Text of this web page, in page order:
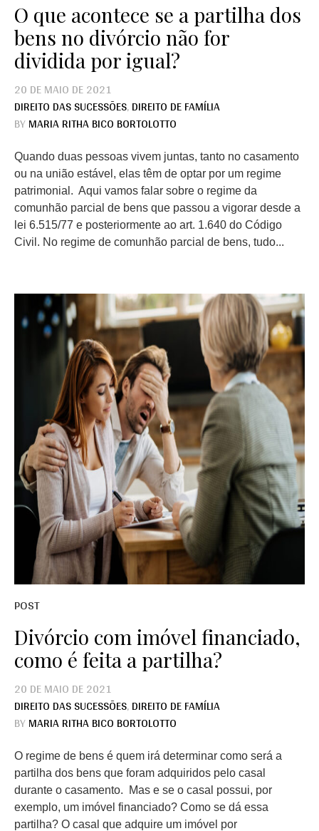
O que acontece se a partilha dos
bens no divórcio não for
dividida por igual?
20 DE MAIO DE 2021
DIREITO DAS SUCESSÕES,DIREITO DE FAMÍLIA
BYMARIA RITHA BICO BORTOLOTTO
Quando duas pessoas vivem juntas, tanto no casamento
ou na união estável, elas têm de optar por um regime
patrimonial. Aqui vamos falar sobre o regime da
comunhão parcial de bens que passou a vigorar desde a
lei 6.515/77 e posteriormente ao art. 1.640 do Código
Civil. No regime de comunhão parcial de bens, tudo...
POST
Divórcio com imóvel financiado,
como é feita a partilha?
20 DE MAIO DE 2021
DIREITO DAS SUCESSÕES,DIREITO DE FAMÍLIA
BYMARIA RITHA BICO BORTOLOTTO
O regime de bens é quem irá determinar como será a
partilha dos bens que foram adquiridos pelo casal
durante o casamento. Mas e se o casal possui, por
exemplo, um imóvel financiado? Como se dá essa
partilha? O casal que adquire um imóvel por